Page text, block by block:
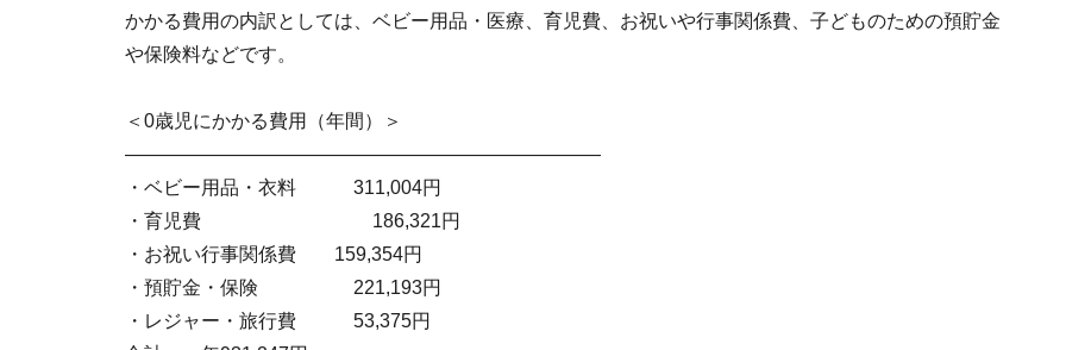
かかる費用の内訳としては、ベビー用品・医療、育児費、お祝いや行事関係費、子どものための預貯金
や保険料などです。
＜0歳児にかかる費用（年間）＞
—————————————————————————
・ベビー用品・衣料 311,004円
・育児費 186,321円
・お祝い行事関係費 159,354円
・預貯金・保険 221,193円
・レジャー・旅行費 53,375円